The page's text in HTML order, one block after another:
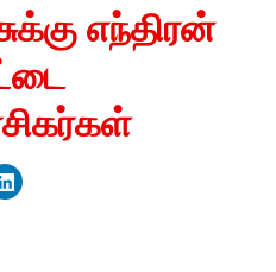
எந்திரன்